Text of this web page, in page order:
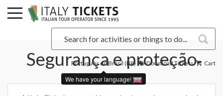
Português do Brasil (BR)
We have your language!
Download Tickets Cart
Segurança e proteção